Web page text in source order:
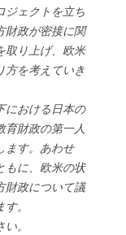
ジェクトを立ち
財政が密接に関
取り上げ、欧米
方を考えていき
における日本の
育財政の第一人
ます。あわせ
もに、欧米の状
財政について議
。
。